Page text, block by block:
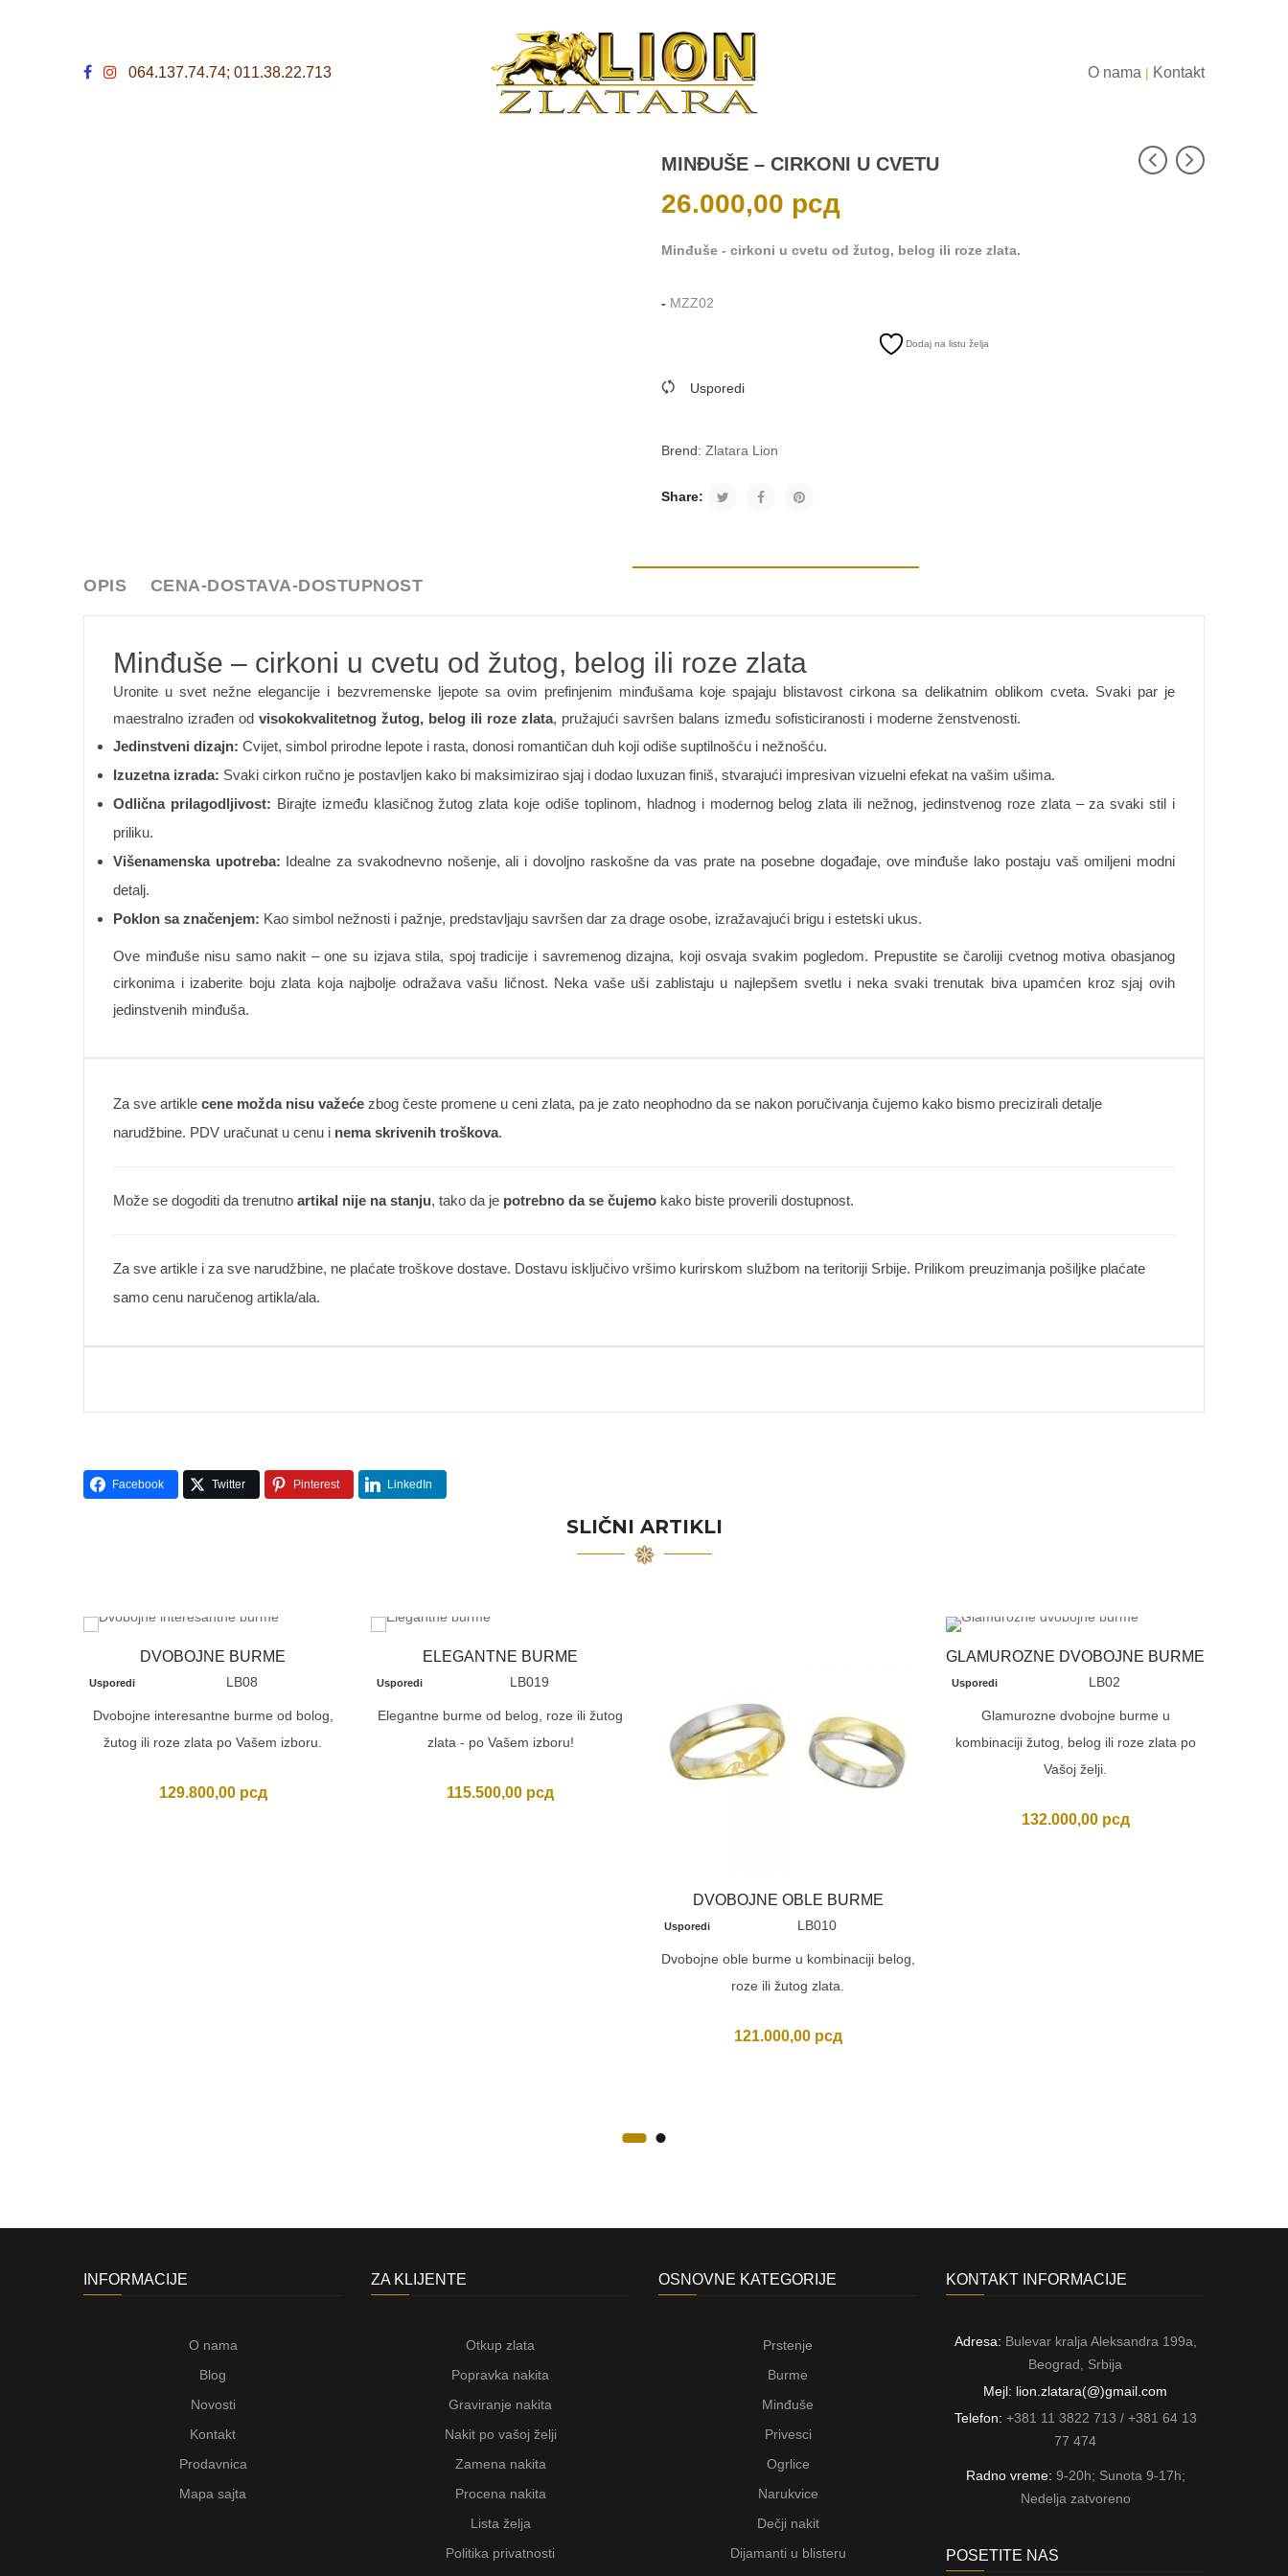
064.137.74.74; 011.38.22.713 O nama | Kontakt
MINĐUŠE – CIRKONI U CVETU
26.000,00 рсд
Minđuše - cirkoni u cvetu od žutog, belog ili roze zlata.
- MZZ02
Dodaj na listu želja
Usporedi
Brend:Zlatara Lion
Share:
OPIS CENA-DOSTAVA-DOSTUPNOST
Minđuše – cirkoni u cvetu od žutog, belog ili roze zlata
Uronite u svet nežne elegancije i bezvremenske ljepote sa ovim prefinjenim minđušama koje spajaju blistavost cirkona sa delikatnim oblikom cveta. Svaki par je
maestralno izrađen od visokokvalitetnog žutog, belog ili roze zlata, pružajući savršen balans između sofisticiranosti i moderne ženstvenosti.
Jedinstveni dizajn: Cvijet, simbol prirodne lepote i rasta, donosi romantičan duh koji odiše suptilnošću i nežnošću.
Izuzetna izrada: Svaki cirkon ručno je postavljen kako bi maksimizirao sjaj i dodao luxuzan finiš, stvarajući impresivan vizuelni efekat na vašim ušima.
Odlična prilagodljivost: Birajte između klasičnog žutog zlata koje odiše toplinom, hladnog i modernog belog zlata ili nežnog, jedinstvenog roze zlata – za svaki stil i
priliku.
Višenamenska upotreba: Idealne za svakodnevno nošenje, ali i dovoljno raskošne da vas prate na posebne događaje, ove minđuše lako postaju vaš omiljeni modni
detalj.
Poklon sa značenjem: Kao simbol nežnosti i pažnje, predstavljaju savršen dar za drage osobe, izražavajući brigu i estetski ukus.
Ove minđuše nisu samo nakit – one su izjava stila, spoj tradicije i savremenog dizajna, koji osvaja svakim pogledom. Prepustite se čaroliji cvetnog motiva obasjanog
cirkonima i izaberite boju zlata koja najbolje odražava vašu ličnost. Neka vaše uši zablistaju u najlepšem svetlu i neka svaki trenutak biva upamćen kroz sjaj ovih
jedinstvenih minđuša.
Za sve artikle cene možda nisu važeće zbog česte promene u ceni zlata, pa je zato neophodno da se nakon poručivanja čujemo kako bismo precizirali detalje
narudžbine. PDV uračunat u cenu i nema skrivenih troškova.
Može se dogoditi da trenutno artikal nije na stanju, tako da je potrebno da se čujemo kako biste proverili dostupnost.
Za sve artikle i za sve narudžbine, ne plaćate troškove dostave. Dostavu isključivo vršimo kurirskom službom na teritoriji Srbije. Prilikom preuzimanja pošiljke plaćate
samo cenu naručenog artikla/ala.
Facebook Twitter Pinterest LinkedIn
SLIČNI ARTIKLI
DVOBOJNE BURME
Usporedi LB08
Dvobojne interesantne burme od bolog,
žutog ili roze zlata po Vašem izboru.
129.800,00 рсд
ELEGANTNE BURME
Usporedi LB019
Elegantne burme od belog, roze ili žutog
zlata - po Vašem izboru!
115.500,00 рсд
DVOBOJNE OBLE BURME
Usporedi LB010
Dvobojne oble burme u kombinaciji belog,
roze ili žutog zlata.
121.000,00 рсд
GLAMUROZNE DVOBOJNE BURME
Usporedi LB02
Glamurozne dvobojne burme u
kombinaciji žutog, belog ili roze zlata po
Vašoj želji.
132.000,00 рсд
INFORMACIJE
O nama
Blog
Novosti
Kontakt
Prodavnica
Mapa sajta
ZA KLIJENTE
Otkup zlata
Popravka nakita
Graviranje nakita
Nakit po vašoj želji
Zamena nakita
Procena nakita
Lista želja
Politika privatnosti
OSNOVNE KATEGORIJE
Prstenje
Burme
Minđuše
Privesci
Ogrlice
Narukvice
Dečji nakit
Dijamanti u blisteru
KONTAKT INFORMACIJE
Adresa: Bulevar kralja Aleksandra 199a,
Beograd, Srbija
Mejl: lion.zlatara(@)gmail.com
Telefon: +381 11 3822 713 / +381 64 13
77 474
Radno vreme: 9-20h; Sunota 9-17h;
Nedelja zatvoreno
POSETITE NAS